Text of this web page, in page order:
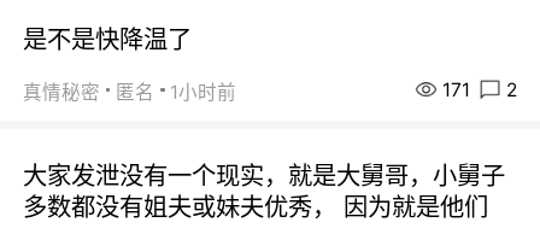
是不是快降温了
真情秘密 匿名 1小时前 171 2
大家发泄没有一个现实，就是大舅哥，小舅子
多数都没有姐夫或妹夫优秀， 因为就是他们